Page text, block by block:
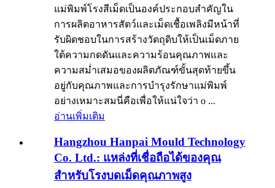
แม่พิมพ์โรงสีเม็ดเป็นองค์ประกอบสำคัญใน
การผลิตอาหารสัตว์และเม็ดเชื้อเพลิงมีหน้าที่
รับผิดชอบในการสร้างวัตถุดิบให้เป็นเม็ดภาย
ใต้ความกดดันและความร้อนคุณภาพและ
ความสม่ำเสมอของผลิตภัณฑ์ขั้นสุดท้ายขึ้น
อยู่กับคุณภาพและการบำรุงรักษาแม่พิมพ์
อย่างเหมาะสมนี่คือเพื่อให้แน่ใจว่า o ...
อ่านเพิ่มเติม
Hangzhou Hanpai Mould Technology
Co. Ltd.: แหล่งที่เชื่อถือได้ของคุณ
สำหรับโรงบดเม็ดคุณภาพสูง